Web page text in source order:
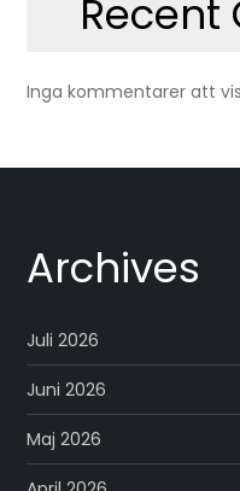
Inga kommentarer att
Archives
Juli 2026
Juni 2026
Maj 2026